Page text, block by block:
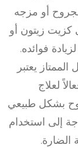
أو مزجه
زيتون أو
فوائده.
يعتبر
لعلاج
بشكل طبيعي
إلى استخدام
الضارة.